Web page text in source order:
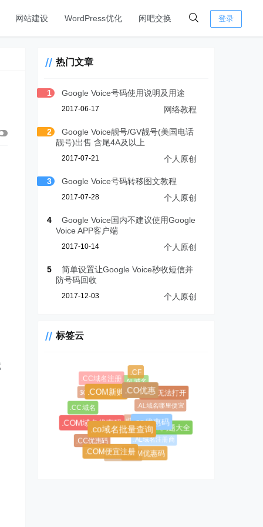
网站建设 WordPress优化 闲吧交换 登录
热门文章
1 Google Voice号码使用说明及用途
2017-06-17 网络教程
2
Google Voice靓号/GV靓号(美国电话
靓号)出售 含尾4A及以上
2017-07-21 个人原创
3 Google Voice号码转移图文教程
2017-07-28 个人原创
4
Google Voice国内不建议使用Google
Voice APP客户端
2017-10-14 个人原创
5
简单设置让Google Voice秒收短信并
防号码回收
2017-12-03 个人原创
标签云
#1045
#1146
$0.99超级优惠码
.AL域名
.AL域名哪里便宜
.AL域名注册商
.asia优惠码
.CC优惠码
.CC域名
.CC域名注册
.CF
.chm无法打开
.chm问题大全
.COM优惠码
.COM便宜注册
.COM域名优惠码
.COM新购.CO优惠
.co优惠码
.co域名批量查询